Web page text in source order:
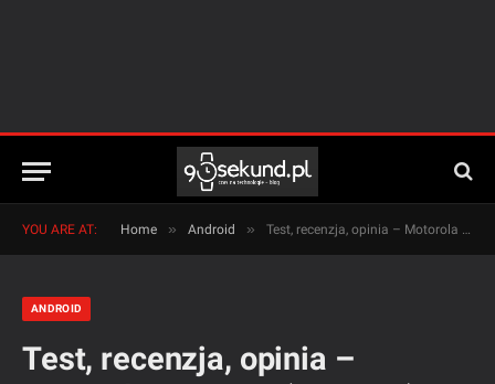
YOU ARE AT: Home » Android » Test, recenzja, opinia – Motorola Nexus 6 (XT1100) – ten, który żre!
ANDROID
Test, recenzja, opinia –